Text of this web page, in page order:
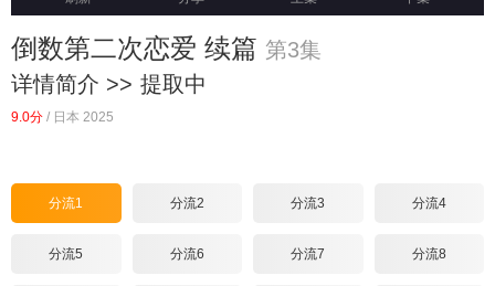
倒数第二次恋爱 续篇 第3集
详情简介 >> 提取中
9.0分 / 日本 2025
分流1 分流2 分流3 分流4
分流5 分流6 分流7 分流8